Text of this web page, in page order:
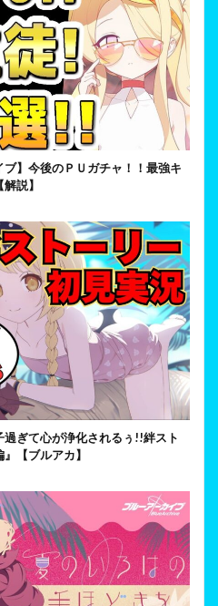
ブ】今後のＰＵガチャ！！最強キ
説】
過ぎて心が浄化されるぅ!!絆スト
【ブルアカ】